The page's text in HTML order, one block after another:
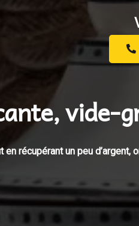
vide-
récupérant un peu